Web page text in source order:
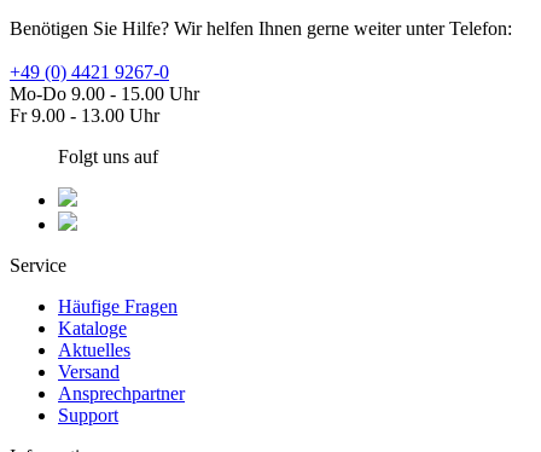
Benötigen Sie Hilfe? Wir helfen Ihnen gerne weiter unter Telefon:
+49 (0) 4421 9267-0
Mo-Do 9.00 - 15.00 Uhr
Fr 9.00 - 13.00 Uhr
Folgt uns auf
Service
Häufige Fragen
Kataloge
Aktuelles
Versand
Ansprechpartner
Support